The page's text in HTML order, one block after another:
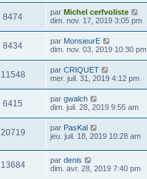
8474 par Michel cerfvoliste
dim. nov. 17, 2019 3:05 pm
8434 par MonsieurE
dim. nov. 03, 2019 10:30 pm
11548 par CRIQUET
mer. juil. 31, 2019 4:12 pm
6415 par gwalch
dim. juil. 28, 2019 9:55 am
20719 par PasKal
jeu. juil. 18, 2019 10:28 am
13684 par denis
dim. avr. 28, 2019 7:40 pm